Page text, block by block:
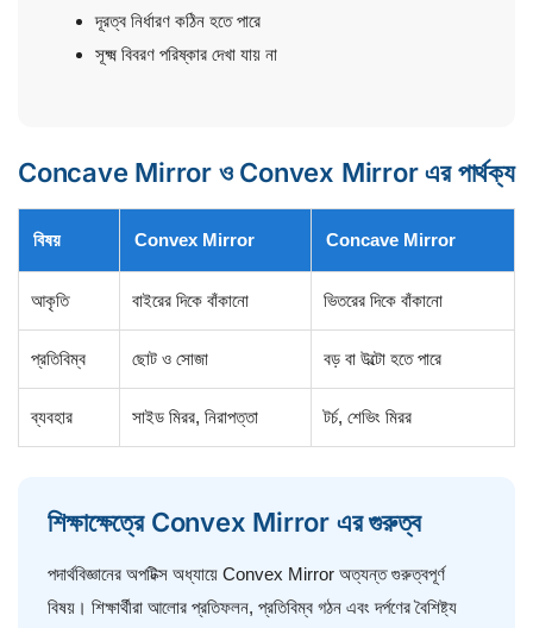
দূরত্ব নির্ধারণ কঠিন হতে পারে
সূক্ষ্ম বিবরণ পরিষ্কার দেখা যায় না
Concave Mirror ও Convex Mirror এর পার্থক্য
বিষয় Convex Mirror Concave Mirror
আকৃতি বাইরের দিকে বাঁকানো ভিতরের দিকে বাঁকানো
প্রতিবিম্ব ছোট ও সোজা বড় বা উল্টো হতে পারে
ব্যবহার সাইড মিরর, নিরাপত্তা টর্চ, শেভিং মিরর
শিক্ষাক্ষেত্রে Convex Mirror এর গুরুত্ব
পদার্থবিজ্ঞানের অপটিক্স অধ্যায়ে Convex Mirror অত্যন্ত গুরুত্বপূর্ণ
বিষয়। শিক্ষার্থীরা আলোর প্রতিফলন, প্রতিবিম্ব গঠন এবং দর্পণের বৈশিষ্ট্য